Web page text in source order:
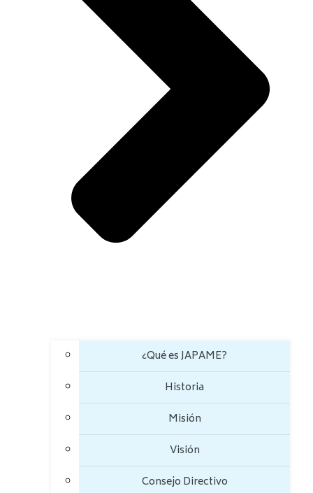
¿Qué es JAPAME?
Historia
Misión
Visión
Consejo Directivo